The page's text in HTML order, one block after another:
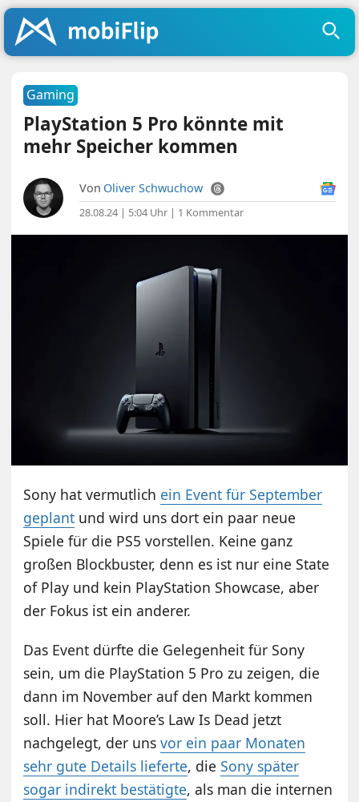
Gaming
PlayStation 5 Pro könnte mit
mehr Speicher kommen
Von Oliver Schwuchow
28.08.24 | 5:04 Uhr | 1 Kommentar
Sony hat vermutlich ein Event für September
geplant und wird uns dort ein paar neue
Spiele für die PS5 vorstellen. Keine ganz
großen Blockbuster, denn es ist nur eine State
of Play und kein PlayStation Showcase, aber
der Fokus ist ein anderer.
Das Event dürfte die Gelegenheit für Sony
sein, um die PlayStation 5 Pro zu zeigen, die
dann im November auf den Markt kommen
soll. Hier hat Moore’s Law Is Dead jetzt
nachgelegt, der unsvor ein paar Monaten
sehr gute Details lieferte, dieSony später
sogar indirekt bestätigte, als man die internen